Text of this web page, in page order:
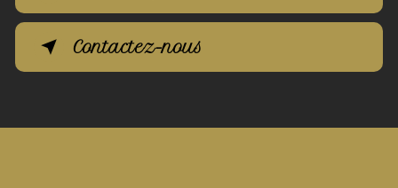
Contactez-nous